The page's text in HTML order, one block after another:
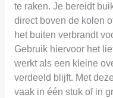
te raken. Je bereidt
direct boven de kolen
het buiten verbrandt
Gebruik hiervoor het
werkt als een kleine
verdeeld blijft. Met
vaak in één stuk of in